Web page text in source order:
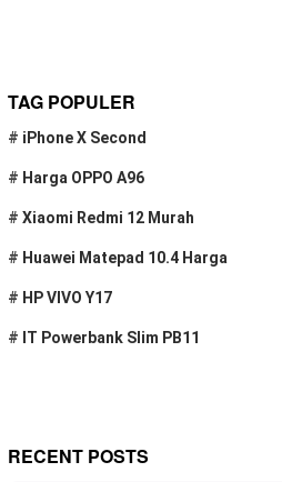
TAG POPULER
# iPhone X Second
# Harga OPPO A96
# Xiaomi Redmi 12 Murah
# Huawei Matepad 10.4 Harga
# HP VIVO Y17
# IT Powerbank Slim PB11
RECENT POSTS